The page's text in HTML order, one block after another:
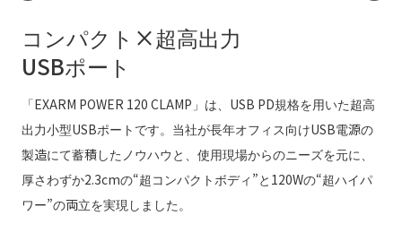
コンパクト×超高出力
USBポート
「EXARM POWER 120 CLAMP」は、USB PD規格を用いた超高
出力小型USBポートです。当社が長年オフィス向けUSB電源の
製造にて蓄積したノウハウと、使用現場からのニーズを元に、
厚さわずか2.3cmの“超コンパクトボディ”と120Wの“超ハイパ
ワー”の両立を実現しました。